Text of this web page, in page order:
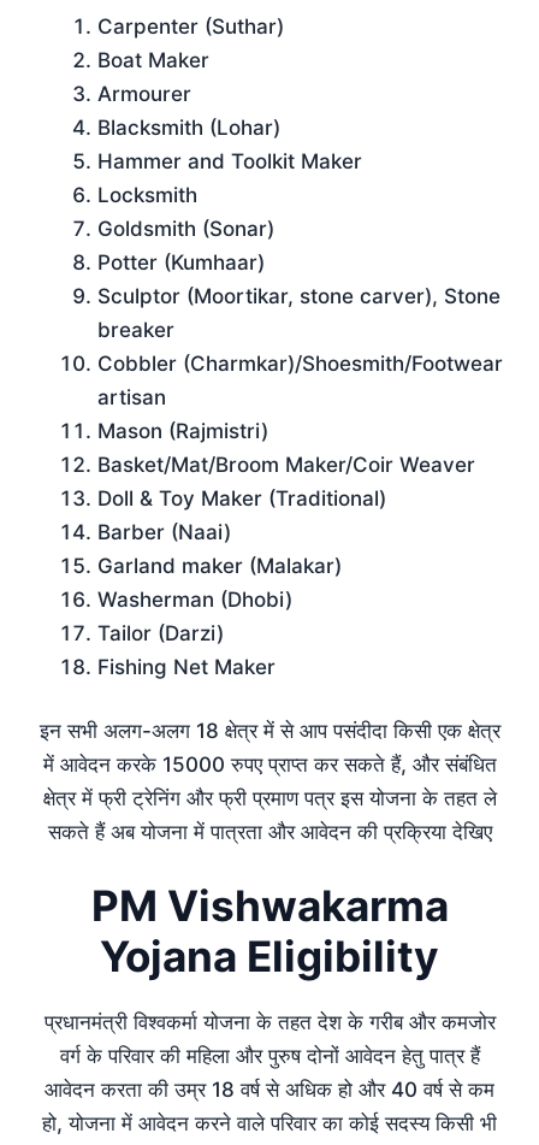
Carpenter (Suthar)
Boat Maker
Armourer
Blacksmith (Lohar)
Hammer and Toolkit Maker
Locksmith
Goldsmith (Sonar)
Potter (Kumhaar)
Sculptor (Moortikar, stone carver), Stone
breaker
Cobbler (Charmkar)/Shoesmith/Footwear
artisan
Mason (Rajmistri)
Basket/Mat/Broom Maker/Coir Weaver
Doll & Toy Maker (Traditional)
Barber (Naai)
Garland maker (Malakar)
Washerman (Dhobi)
Tailor (Darzi)
Fishing Net Maker
इन सभी अलग-अलग 18 क्षेत्र में से आप पसंदीदा किसी एक क्षेत्र
में आवेदन करके 15000 रुपए प्राप्त कर सकते हैं, और संबंधित
क्षेत्र में फ्री ट्रेनिंग और फ्री प्रमाण पत्र इस योजना के तहत ले
सकते हैं अब योजना में पात्रता और आवेदन की प्रक्रिया देखिए
PM Vishwakarma
Yojana Eligibility
प्रधानमंत्री विश्वकर्मा योजना के तहत देश के गरीब और कमजोर
वर्ग के परिवार की महिला और पुरुष दोनों आवेदन हेतु पात्र हैं
आवेदन करता की उम्र 18 वर्ष से अधिक हो और 40 वर्ष से कम
हो, योजना में आवेदन करने वाले परिवार का कोई सदस्य किसी भी